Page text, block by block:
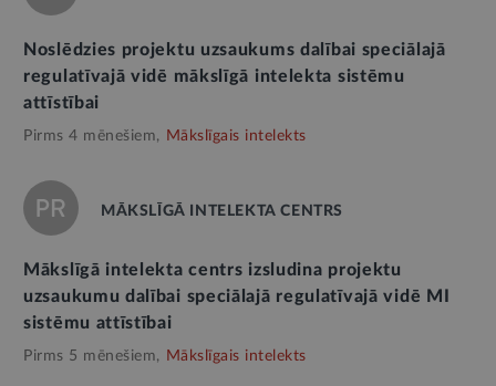
Noslēdzies projektu uzsaukums dalībai speciālajā
regulatīvajā vidē mākslīgā intelekta sistēmu
attīstībai
Pirms 4 mēnešiem, Mākslīgais intelekts
MĀKSLĪGĀ INTELEKTA CENTRS
Mākslīgā intelekta centrs izsludina projektu
uzsaukumu dalībai speciālajā regulatīvajā vidē MI
sistēmu attīstībai
Pirms 5 mēnešiem, Mākslīgais intelekts